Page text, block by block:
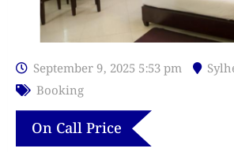
September 9, 2025 5:53 pm
Booking
On Call Price